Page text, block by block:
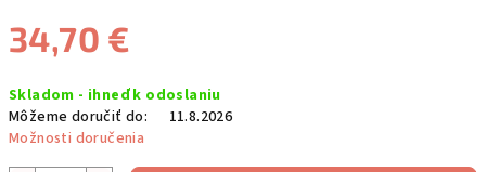
34,70 €
cena:
Skladom - ihneď k odoslaniu
Môžeme doručiť do:
11.8.2026
Možnosti doručenia